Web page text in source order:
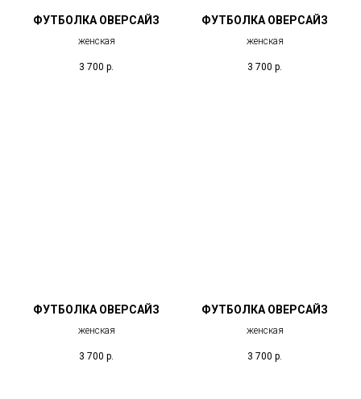
ФУТБОЛКА ОВЕРСАЙЗ
женская
3 700 р.
ФУТБОЛКА ОВЕРСАЙЗ
женская
3 700 р.
ФУТБОЛКА ОВЕРСАЙЗ
женская
3 700 р.
ФУТБОЛКА ОВЕРСАЙЗ
женская
3 700 р.